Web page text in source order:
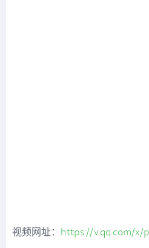
视频网址： https://v.qq.com/x/